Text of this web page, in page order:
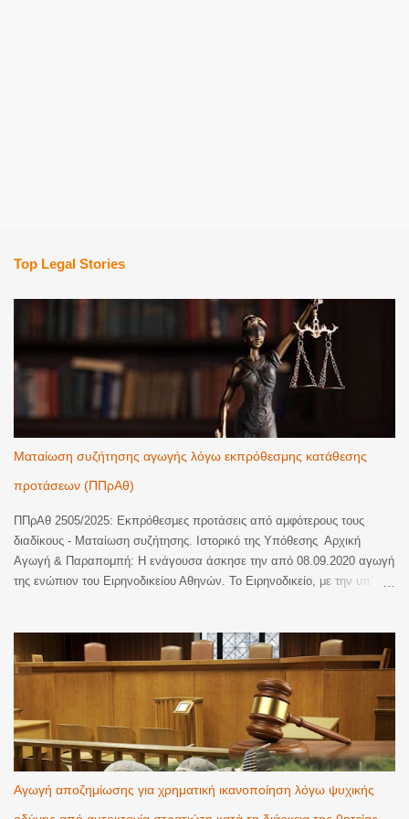
Top Legal Stories
Ματαίωση συζήτησης αγωγής λόγω εκπρόθεσμης κατάθεσης
προτάσεων (ΠΠρΑθ)
ΠΠρΑθ 2505/2025: Εκπρόθεσμες προτάσεις από αμφότερους τους
διαδίκους - Ματαίωση συζήτησης. Ιστορικό της Υπόθεσης Αρχική
Αγωγή & Παραπομπή: Η ενάγουσα άσκησε την από 08.09.2020 αγωγή
της ενώπιον του Ειρηνοδικείου Αθηνών. Το Ειρηνοδικείο, με την υπ'
Αθηνών. Επαναφορά με Κλήση: Η ενάγουσα επανέφερε την υπόθεση
προς συζήτηση με την από 02.05.2023 κλήση της, η οποία κατατέθηκε
στη Γραμματεία του Πρωτοδικείου στις 19.06.2023. Υπολογισμός
Προθεσμίας Προτάσεων Λόγω της παραπομπής, η νόμιμη προθεσμία
κατάθεσης προτάσεων ορίστηκε σε 90 ημέρες από την κατάθεση της
κλήσης (άρθρο 237 παρ. 3 ΚΠολΔ). Λαμβανομένης υπόψη της
αναστολής του Αυγούστου, καθώς και της παράτασης λόγω των
αυτοδιοικητικών εκλογών (με την υπ' αριθ. 578/2023 Πράξη του
Αγωγή αποζημίωσης για χρηματική ικανοποίηση λόγω ψυχικής